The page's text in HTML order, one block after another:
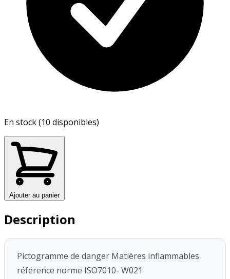
En stock (10 disponibles)
Ajouter au panier
Description
Pictogramme de danger Matières inflammables
référence norme ISO7010- W021